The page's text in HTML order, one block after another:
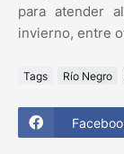
para atender
invierno, entre
Tags Río Negro